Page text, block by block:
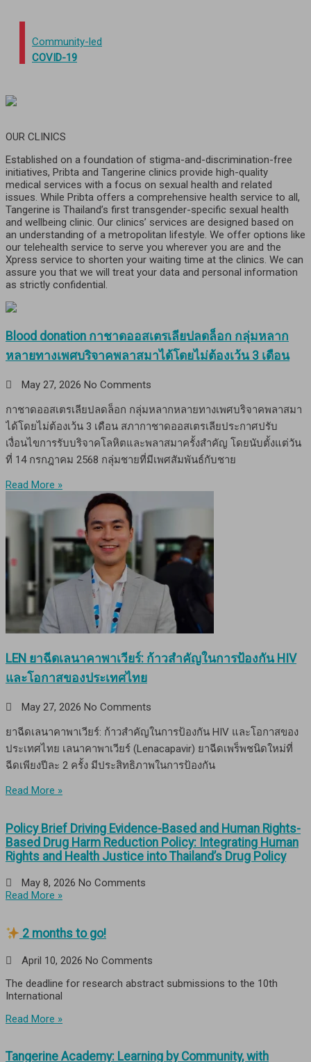
Community-led
COVID-19
OUR CLINICS
Established on a foundation of stigma-and-discrimination-free
initiatives, Pribta and Tangerine clinics provide high-quality
medical services with a focus on sexual health and related
issues. While Pribta offers a comprehensive health service to all,
Tangerine is Thailand’s first transgender-specific sexual health
and wellbeing clinic. Our clinics’ services are designed based on
an understanding of a metropolitan lifestyle. We offer options like
our telehealth service to serve you wherever you are and the
Xpress service to shorten your waiting time at the clinics. We can
assure you that we will treat your data and personal information
as strictly confidential.
Blood donation กาชาดออสเตรเลียปลดล็อก กลุ่มหลาก
หลายทางเพศบริจาคพลาสมาได้โดยไม่ต้องเว้น 3 เดือน
May 27, 2026 No Comments
กาชาดออสเตรเลียปลดล็อก กลุ่มหลากหลายทางเพศบริจาคพลาสมา
ได้โดยไม่ต้องเว้น 3 เดือน สภากาชาดออสเตรเลียประกาศปรับ
เงื่อนไขการรับบริจาคโลหิตและพลาสมาครั้งสำคัญ โดยนับตั้งแต่วัน
ที่ 14 กรกฎาคม 2568 กลุ่มชายที่มีเพศสัมพันธ์กับชาย
Read More »
LEN ยาฉีดเลนาคาพาเวียร์: ก้าวสำคัญในการป้องกัน HIV
และโอกาสของประเทศไทย
May 27, 2026 No Comments
ยาฉีดเลนาคาพาเวียร์: ก้าวสำคัญในการป้องกัน HIV และโอกาสของ
ประเทศไทย เลนาคาพาเวียร์ (Lenacapavir) ยาฉีดเพร็พชนิดใหม่ที่
ฉีดเพียงปีละ 2 ครั้ง มีประสิทธิภาพในการป้องกัน
Read More »
Policy Brief Driving Evidence-Based and Human Rights-
Based Drug Harm Reduction Policy: Integrating Human
Rights and Health Justice into Thailand’s Drug Policy
May 8, 2026 No Comments
Read More »
2 months to go!
April 10, 2026 No Comments
The deadline for research abstract submissions to the 10th
International
Read More »
Tangerine Academy: Learning by Community, with